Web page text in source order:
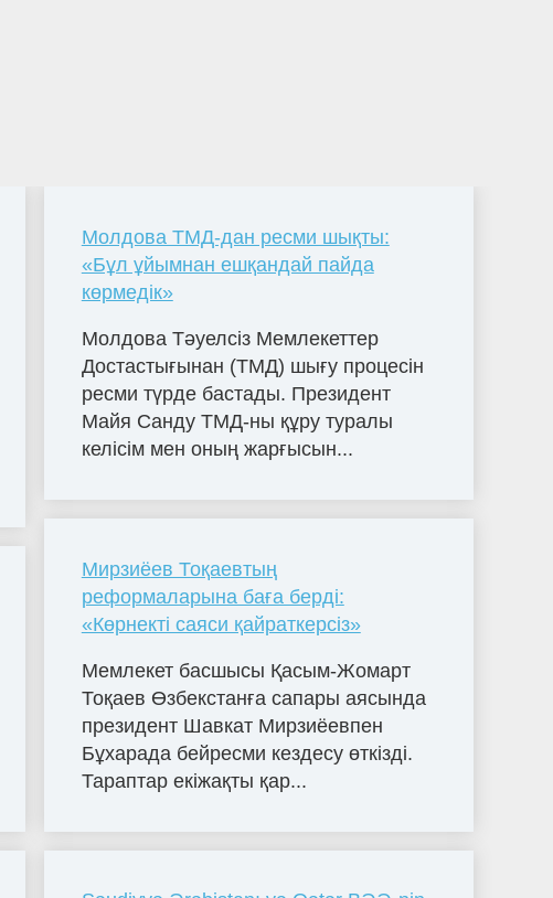
Молдова ТМД-дан ресми шықты:
«Бұл ұйымнан ешқандай пайда
көрмедік»
Молдова Тәуелсіз Мемлекеттер
Достастығынан (ТМД) шығу процесін
ресми түрде бастады. Президент
Майя Санду ТМД-ны құру туралы
келісім мен оның жарғысын...
Мирзиёев Тоқаевтың
реформаларына баға берді:
«Көрнекті саяси қайраткерсіз»
Мемлекет басшысы Қасым-Жомарт
Тоқаев Өзбекстанға сапары аясында
президент Шавкат Мирзиёевпен
Бұхарада бейресми кездесу өткізді.
Тараптар екіжақты қар...